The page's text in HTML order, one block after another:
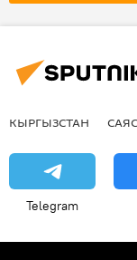
КЫРГЫЗСТАН
Telegram